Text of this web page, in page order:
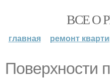
ВСЕ О
главная ремонт
Поверхности